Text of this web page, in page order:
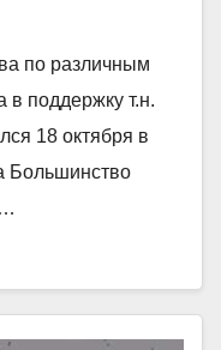
по различным
в поддержку т.н.
18 октября в
Большинство